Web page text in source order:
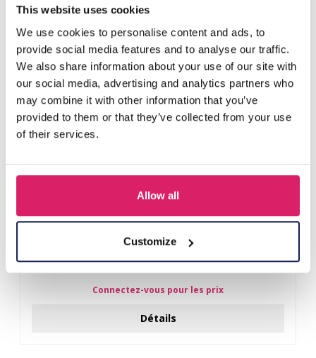
This website uses cookies
We use cookies to personalise content and ads, to
provide social media features and to analyse our traffic.
We also share information about your use of our site with
our social media, advertising and analytics partners who
may combine it with other information that you’ve
provided to them or that they’ve collected from your use
of their services.
Allow all
Customize
Glassbeads Grey
D'autres ont acheté aussi
J-C4.3 N301-038G S. Steel Necklaces 39-44cm - 6pcs
Connectez-vous pour les prix
Détails